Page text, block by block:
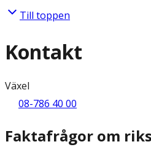
Till toppen
Kontakt
Växel
08-786 40 00
Faktafrågor om